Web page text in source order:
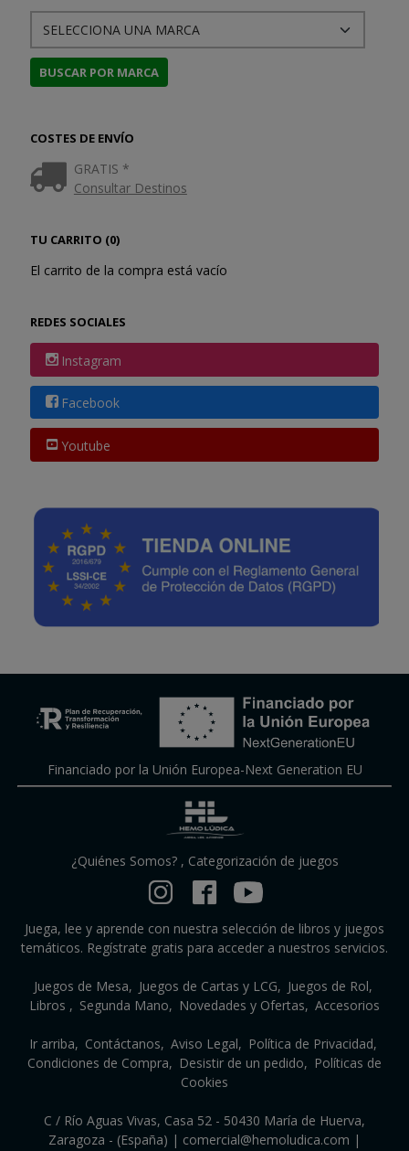
COSTES DE ENVÍO
GRATIS *
Consultar Destinos
TU CARRITO (0)
El carrito de la compra está vacío
REDES SOCIALES
Instagram
Facebook
Youtube
Financiado por la Unión Europea-Next Generation EU
¿Quiénes Somos?, Categorización de juegos
Juega, lee y aprende con nuestra selección de libros y juegos
temáticos. Regístrate gratis para acceder a nuestros servicios.
Juegos de Mesa Juegos de Cartas y LCG
Juegos de Rol
Libros
Segunda Mano Novedades y Ofertas Accesorios
Ir arriba Contáctanos Aviso Legal
Política de Privacidad
Condiciones de Compra
Desistir de un pedido
Políticas de
Cookies
C / Río Aguas Vivas, Casa 52 - 50430 María de Huerva,
Zaragoza - (España) | comercial@hemoludica.com |